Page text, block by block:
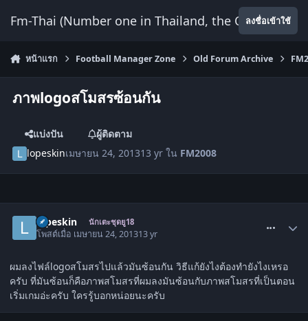
Fm-Thai (Number one in Thailand, the Onlyลงชื่อเข้าใช้
หน้าแรก Football Manager Zone Old Forum Archive
ภาพlogoสโมสรซ้อนกัน
แบ่งปัน
ผู้ติดตาม
lopeskinเมษายน 24, 201313 yr ใน FM2008
lopeskin นักเตะชุดยู18
โพสต์เมื่อ เมษายน 24, 201313 yr
ผมลงไฟล์logoสโมสรไปแล้วมันซ้อนกัน วิธีแก้ยังไงต้องทำยังไงเหรอ
ครับ ที่มันซ้อนก็คือภาพสโมสรที่ผมลงมันซ้อนกับภาพสโมสรที่เป็นตอน
เริ่มเกมอ่ะครับ ใครรู้บอกหน่อยนะครับ